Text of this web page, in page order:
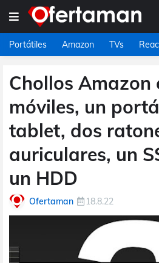
Portátiles Amazon TVs
Chollos Amazon
móviles, un
tablet, dos
auriculares, un
un HDD
Ofertaman 18.8.22